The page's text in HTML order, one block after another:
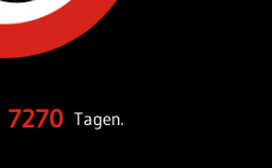
7270 Tagen.